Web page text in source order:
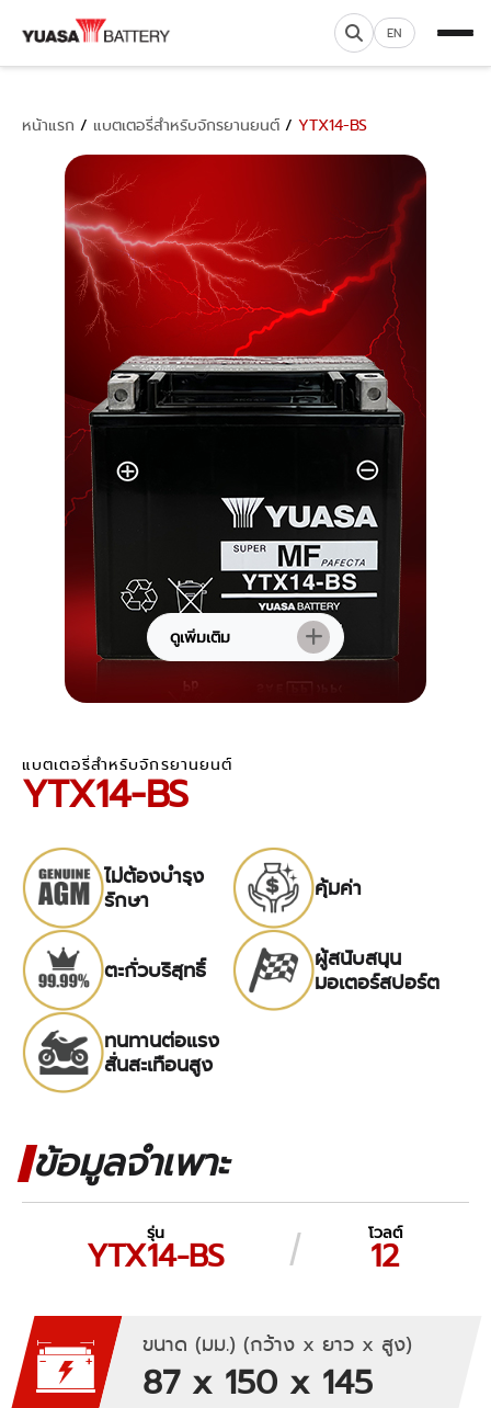
EN
หน้าแรก / แบตเตอรี่สำหรับจักรยานยนต์ / YTX14-BS
ดูเพิ่มเติม
แบตเตอรี่สำหรับจักรยานยนต์
YTX14-BS
ไม่ต้องบำรุง
รักษา
คุ้มค่า
ตะกั่วบริสุทธิ์
ผู้สนับสนุน
มอเตอร์สปอร์ต
ทนทานต่อแรง
สั่นสะเทือนสูง
ข้อมูลจำเพาะ
รุ่น
YTX14-BS
โวลต์
12
ขนาด (มม.) (กว้าง x ยาว x สูง)
87 x 150 x 145